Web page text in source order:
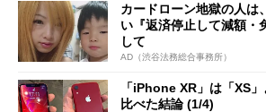
カードローン地獄の人は
い『返済停止して減額・
して
AD（渋谷法務総合事務所）
「iPhone XR」は「XS
比べた結論 (1/4)